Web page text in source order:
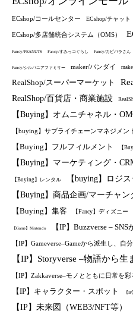
ECshop/コールセンター ECshop/チャット
ECshop/多店舗統合システム（OMS）
Fancy/PEANUTS Fancy/すみっコぐらし Fancy/カピバラさん
Fancy/シルバニアファミリー maker/バンダイ
RealShop/スーパーマーケット
RealShop/百貨店・商業施設
【Buying】オムニチャネル・
【buying】サプライチェーンマネジメン
【Buying】フルフィルメント 【
【Buying】マーケティング・
【Buying】レンタル
【buying】ロジ
【Buying】商品企画/マーチャ
【Buying】集客
【Fancy】ディズニー
【Game】Nintendo 【IP】Buzzverse –
【IP】Gameverse–Gameから派生し、自
【IP】Storyverse –物語から
【IP】Zakkaverse–モノとともに日常を
【IP】キャラクター・スポット 【
【IP】未来図（WEB3/NFT等）